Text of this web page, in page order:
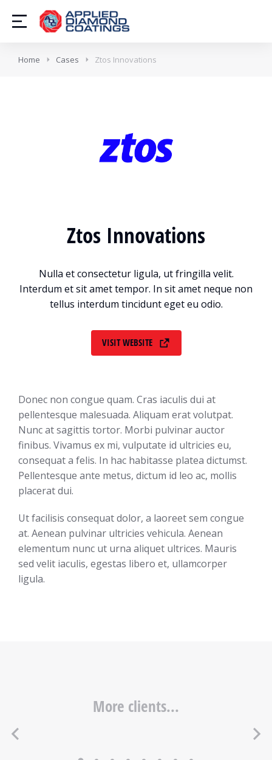
Home Cases Ztos Innovations
Ztos Innovations
Nulla et consectetur ligula, ut fringilla velit.
Interdum et sit amet tempor. In sit amet neque non
tellus interdum tincidunt eget eu odio.
VISIT WEBSITE
Donec non congue quam. Cras iaculis dui at
pellentesque malesuada. Aliquam erat volutpat.
Nunc at sagittis tortor. Morbi pulvinar auctor
finibus. Vivamus ex mi, vulputate id ultricies eu,
consequat a felis. In hac habitasse platea dictumst.
Pellentesque ante metus, dictum id leo ac, mollis
placerat dui.
Ut facilisis consequat dolor, a laoreet sem congue
at. Aenean pulvinar ultricies vehicula. Aenean
elementum nunc ut urna aliquet ultrices. Mauris
sed velit iaculis, egestas libero et, ullamcorper
ligula.
More clients...